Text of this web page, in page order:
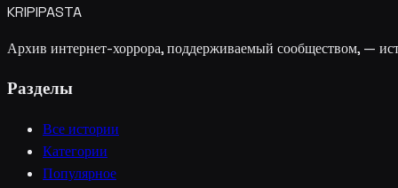
KRIPIPASTA
Архив интернет-хоррора, поддерживаемый сообществом, —
Разделы
Все истории
Категории
Популярное